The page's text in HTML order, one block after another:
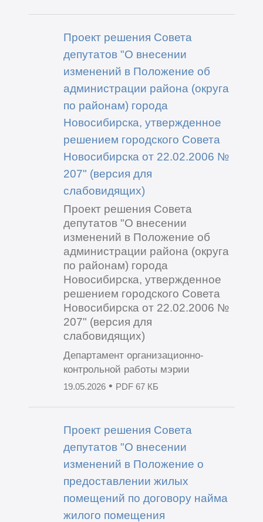
Проект решения Совета
депутатов "О внесении
изменений в Положение об
администрации района (округа
по районам) города
Новосибирска, утвержденное
решением городского Совета
Новосибирска от 22.02.2006 №
207" (версия для
слабовидящих)
Проект решения Совета
депутатов "О внесении
изменений в Положение об
администрации района (округа
по районам) города
Новосибирска, утвержденное
решением городского Совета
Новосибирска от 22.02.2006 №
207" (версия для
слабовидящих)
Департамент организационно-
контрольной работы мэрии
19.05.2026• PDF 67 КБ
Проект решения Совета
депутатов "О внесении
изменений в Положение о
предоставлении жилых
помещений по договору найма
жилого помещения